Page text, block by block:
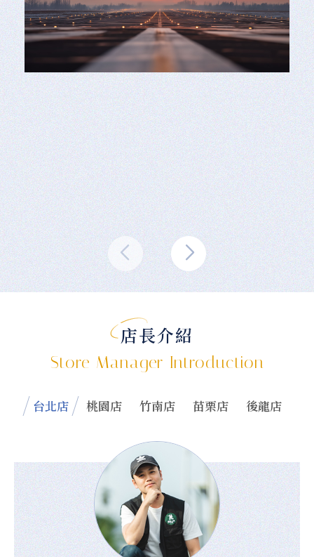
店長介紹
Store Manager Introduction
台北店 桃園店 竹南店 苗栗店 後龍店